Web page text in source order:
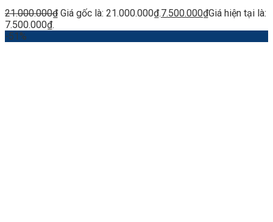
21.000.000₫ Giá gốc là: 21.000.000₫.7.500.000₫Giá hiện tại là:
7.500.000₫.
-51%